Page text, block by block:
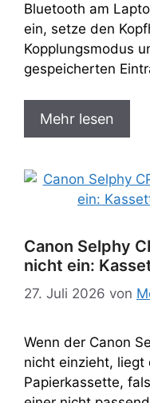
Bluetooth am
ein, setze den
Kopplungsmodus
gespeicherten
Mehr lesen
Canon Selphy
nicht ein:
27. Juli 2026 von
Wenn der Canon
nicht einzieht, liegt
Papierkassette,